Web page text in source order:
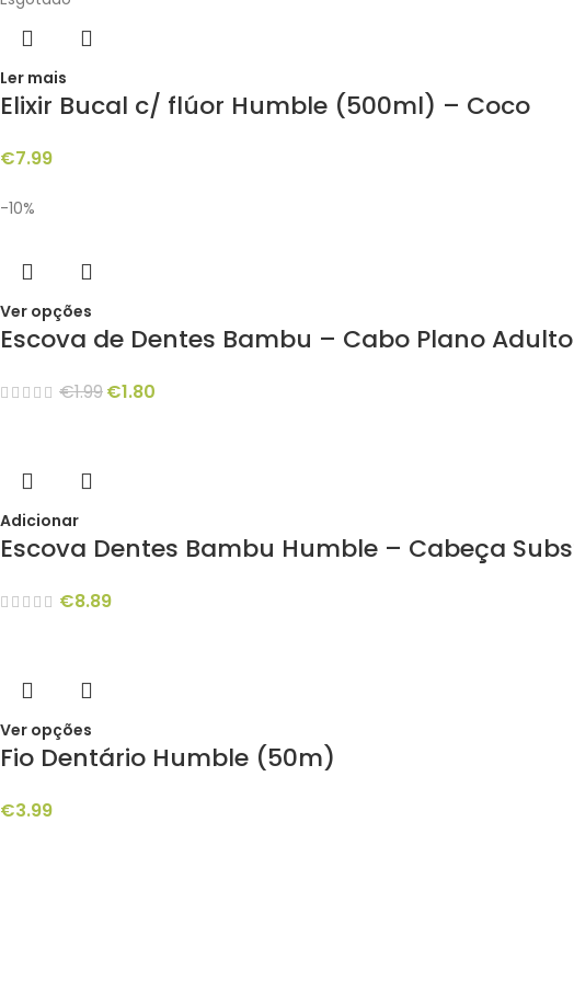
Ler mais
Elixir Bucal c/ flúor Humble (500ml) – Coco
€7.99
-10%
Ver opções
Escova de Dentes Bambu – Cabo Plano
€1.99€1.80
Adicionar
Escova Dentes Bambu Humble – Cabeça
€8.89
Ver opções
Fio Dentário Humble (50m)
€3.99